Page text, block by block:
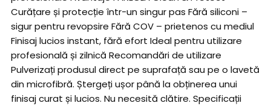
Curățare și protecție într-un singur pas Fără siliconi –
sigur pentru revopsire Fără COV – prietenos cu mediul
Finisaj lucios instant, fără efort Ideal pentru utilizare
profesională și zilnică Recomandări de utilizare
Pulverizați produsul direct pe suprafață sau pe o lavetă
din microfibră. Ștergeți ușor până la obținerea unui
finisaj curat și lucios. Nu necesită clătire. Specificații